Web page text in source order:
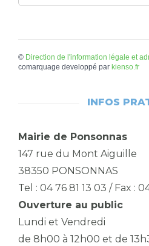
© Direction de l'information légale et
comarquage developpé par kienso.fr
INFOS
Mairie de Ponsonnas
147 rue du Mont Aiguille
38350 PONSONNAS
Tel : 04 76 81 13 03 / Fax :
Ouverture au public
Lundi et Vendredi
de 8h00 à 12h00 et de